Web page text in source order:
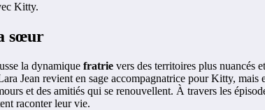
Kitty.
sœur
la dynamique fratrie vers des territoires plus nuancés
Jean revient en sage accompagnatrice pour Kitty,
et des amitiés qui se renouvellent. À travers les
raconter leur vie.